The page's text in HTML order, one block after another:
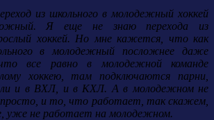
из школьного в молодежный хоккей
Я
еще не знаю перехода из
хоккей. Но мне кажется, что как
в молодежный посложнее даже
все равно в молодежной команде
хоккею, там подключаются парни,
и в ВХЛ, и в КХЛ. А в молодежном не
просто, и то, что работает, так скажем,
уже не работает на молодежном.